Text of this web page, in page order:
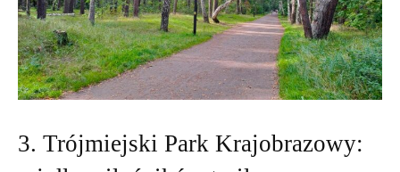
3. Trójmiejski Park Krajobrazowy: